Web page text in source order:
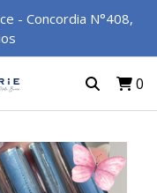
- Concordia N°408,
0